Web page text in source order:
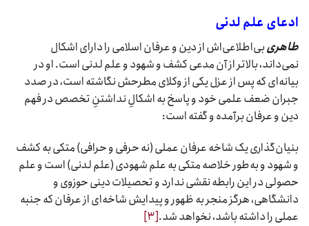
ادعای علم لدنی
طاهریبی‌اطلاعی‌اش از دین و عرفان اسلامی را دارای اشکال
نمی‌داند، بالاتر از آن مدعی کشف و شهود و علم لدنی است. او در
بیانه‌ای که پس از عزل یکی از وکلای مطرحش نگاشته است، در صدد
جبران ضعف علمی خود و پاسخ به اشکالِ نداشتنِ تخصص در فهم
دین و عرفان برآمده و گفته است:
بنیان‌گذاری یک شاخه عرفان عملی (نه حرفی و حرافی) متکی به کشف
و شهود و به‌طور خلاصه متکی به علم شهودی (علم لدنی) است و علم
حصولی در این رابطه نقشی ندارد و تحصیلات دینی حوزوی و
دانشگاهی، هرگز منجر به ظهور و پیدایش شاخه‌ای از عرفان که جنبه
عملی را داشته باشد، نخواهد شد.[۳]